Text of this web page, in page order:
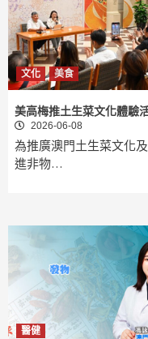
文化 美食
美高梅推土生菜文化體驗
2026-06-08
為推廣澳門土生菜文化
進非物…
醫健